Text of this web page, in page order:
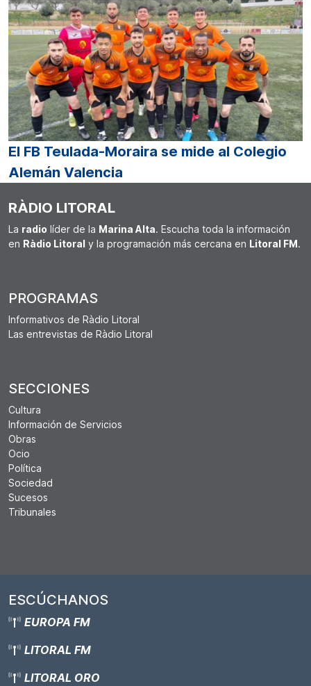
El FB Teulada-Moraira se mide al Colegio
Alemán Valencia
RÀDIO LITORAL
La radio líder de la Marina Alta. Escucha toda la información
en Ràdio Litoral y la programación más cercana en Litoral FM.
PROGRAMAS
Informativos de Ràdio Litoral
Las entrevistas de Ràdio Litoral
SECCIONES
Cultura
Información de Servicios
Obras
Ocio
Política
Sociedad
Sucesos
Tribunales
ESCÚCHANOS
EUROPA FM
LITORAL FM
LITORAL ORO